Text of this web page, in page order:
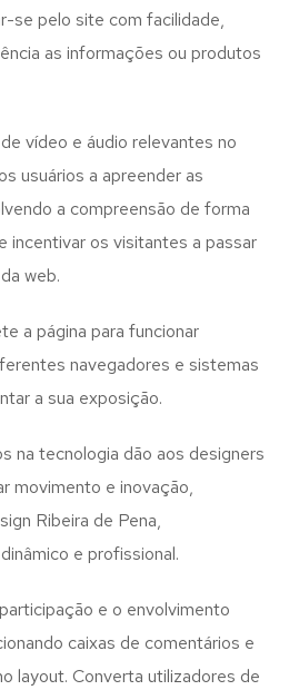
se pelo site com facilidade,
as informações ou produtos
vídeo e áudio relevantes no
usuários a apreender as
a compreensão de forma
incentivar os visitantes a passar
web.
a página para funcionar
navegadores e sistemas
a sua exposição.
na tecnologia dão aos designers
movimento e inovação,
Ribeira de Pena,
e profissional.
e o envolvimento
caixas de comentários e
layout. Converta utilizadores de